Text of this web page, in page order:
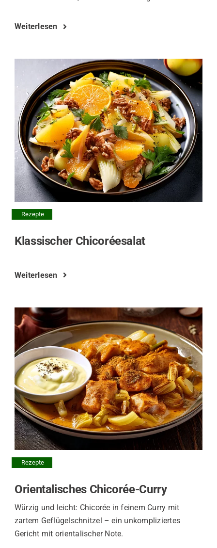
Weiterlesen
Rezepte
Klassischer Chicoréesalat
Weiterlesen
Rezepte
Orientalisches Chicorée-Curry
Würzig und leicht: Chicorée in feinem Curry mit
zartem Geflügelschnitzel – ein unkompliziertes
Gericht mit orientalischer Note.